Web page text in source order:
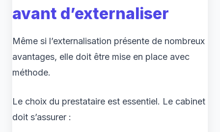
avant d’externaliser
Même si l’externalisation présente de nombreux
avantages, elle doit être mise en place avec
méthode.
Le choix du prestataire est essentiel. Le cabinet
doit s’assurer :